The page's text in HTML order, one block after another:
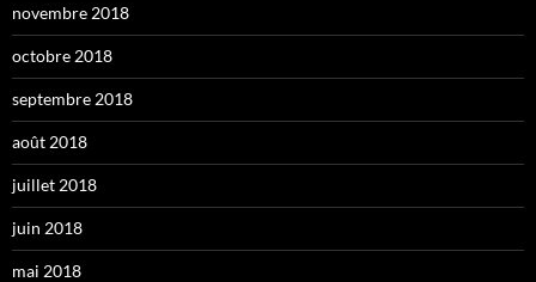
novembre 2018
octobre 2018
septembre 2018
août 2018
juillet 2018
juin 2018
mai 2018